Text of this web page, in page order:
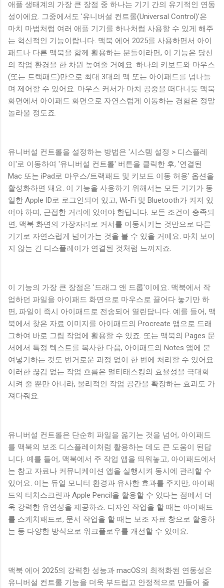
애플 생태계의 가장 큰 장점 중 하나는 기기 간의 유기적인 연동
성이에요. 그중에서도 '유니버설 컨트롤(Universal Control)'은
마치 마법처럼 여러 애플 기기를 하나처럼 사용할 수 있게 해주
는 혁신적인 기능이랍니다. 맥북 에어 2025를 사용하면서 아이
패드나 다른 맥북을 함께 활용하는 분들이라면, 이 기능은 당신
의 작업 환경을 한 차원 높여줄 거예요. 하나의 키보드와 마우스
(또는 트랙패드)만으로 최대 3대의 맥 또는 아이패드를 넘나들
며 제어할 수 있어요. 마우스 커서가 마치 공중을 떠다니듯 맥북
화면에서 아이패드 화면으로 자연스럽게 이동하는 경험은 정말
놀라울 정도죠.
유니버설 컨트롤을 설정하는 방법은 '시스템 설정 > 디스플레
이'로 이동하여 '유니버설 컨트롤' 버튼을 클릭한 후, '연결된
Mac 또는 iPad로 마우스/트랙패드 및 키보드 이동 허용' 옵션을
활성화하면 돼요. 이 기능을 사용하기 위해서는 모든 기기가 동
일한 Apple ID로 로그인되어 있고, Wi-Fi 및 Bluetooth가 켜져 있
어야 하며, 근접한 거리에 있어야 한답니다. 모든 조건이 충족되
면, 맥북 화면의 가장자리로 커서를 이동시키는 것만으로 다른
기기로 자연스럽게 넘어가는 것을 볼 수 있을 거예요. 마치 보이
지 않는 긴 디스플레이가 연결된 것처럼 느껴지죠.
이 기능의 가장 큰 장점은 '드래그 앤 드롭'이에요. 맥북에서 작
업하던 파일을 아이패드 화면으로 마우스로 끌어다 놓기만 하
면, 파일이 즉시 아이패드로 전송되어 열린답니다. 예를 들어, 맥
북에서 찾은 자료 이미지를 아이패드의 Procreate 앱으로 드래
그하여 바로 그림 작업에 활용할 수 있죠. 또는 맥북의 Pages 문
서에서 특정 텍스트를 복사한 다음, 아이패드의 Notes 앱에 붙
여넣기하는 것도 번거로운 과정 없이 한 번에 처리할 수 있어요.
이러한 끊김 없는 작업 흐름은 멀티태스킹의 효율성을 극대화
시켜 줄 뿐만 아니라, 물리적인 작업 공간을 확장하는 효과도 가
져다줘요.
유니버설 컨트롤은 단순히 파일을 옮기는 것을 넘어, 아이패드
를 맥북의 보조 디스플레이처럼 활용하는 데도 큰 도움이 된답
니다. 예를 들어, 맥북에서 주 작업 앱을 띄워놓고, 아이패드에서
는 참고 자료나 커뮤니케이션 앱을 실행시켜 동시에 관리할 수
있어요. 이는 듀얼 모니터 환경과 유사한 효과를 주지만, 아이패
드의 터치스크린과 Apple Pencil을 활용할 수 있다는 점에서 더
욱 강력한 유연성을 제공하죠. 디자인 작업을 할 때는 아이패드
를 스케치패드로, 문서 작업을 할 때는 보조 자료 창으로 활용하
는 등 다양한 방식으로 워크플로우를 개선할 수 있어요.
맥북 에어 2025의 강력한 성능과 macOS의 최적화된 연동성은
유니버설 컨트롤 기능을 더욱 부드럽고 안정적으로 만들어 줄